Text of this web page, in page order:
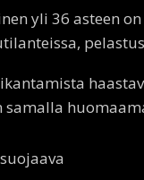
yli 36 asteen